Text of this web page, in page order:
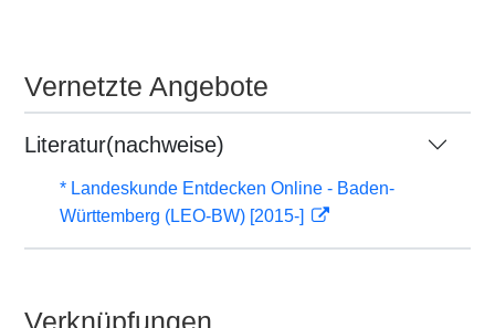
Vernetzte Angebote
Literatur(nachweise)
* Landeskunde Entdecken Online - Baden-
Württemberg (LEO-BW) [2015-]
Verknüpfungen